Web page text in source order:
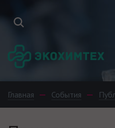
Главная События